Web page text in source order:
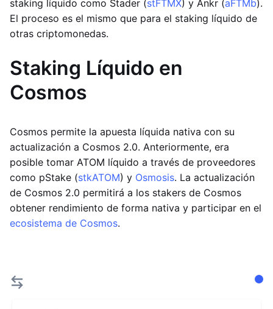
staking líquido como Stader (stFTMX) y Ankr (aFTMb).
El proceso es el mismo que para el staking líquido de
otras criptomonedas.
Staking Líquido en
Cosmos
Cosmos permite la apuesta líquida nativa con su
actualización a Cosmos 2.0. Anteriormente, era
posible tomar ATOM líquido a través de proveedores
como pStake (stkATOM) y Osmosis. La actualización
de Cosmos 2.0 permitirá a los stakers de Cosmos
obtener rendimiento de forma nativa y participar en el
ecosistema de Cosmos.